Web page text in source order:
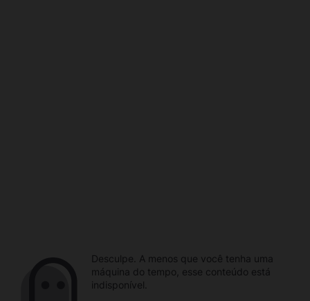
Desculpe. A menos que você tenha uma
máquina do tempo, esse conteúdo está
indisponível.